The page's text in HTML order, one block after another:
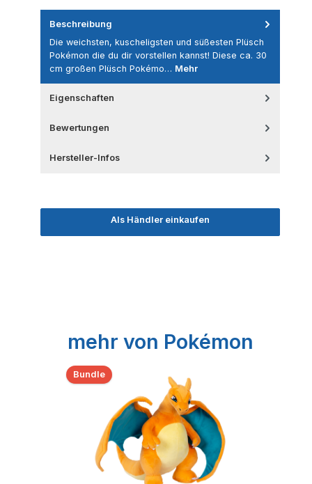
Beschreibung
Die weichsten, kuscheligsten und süßesten Plüsch
Pokémon die du dir vorstellen kannst! Diese ca. 30
cm großen Plüsch Pokémo… Mehr
Eigenschaften
Bewertungen
Hersteller-Infos
Als Händler einkaufen
Produktgalerie überspringen
mehr von Pokémon
Bundle